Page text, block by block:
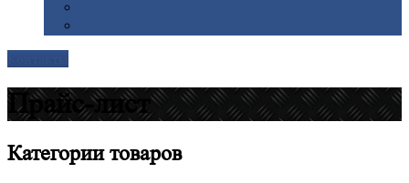
Прайс-лист
Категориитоваров